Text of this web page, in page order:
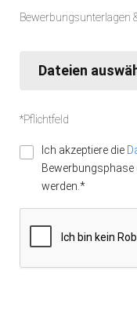
Bewerbungsunterlagen
Dateien
*Pflichtfeld
Ich akzeptiere die
Bewerbungsphase
werden.*